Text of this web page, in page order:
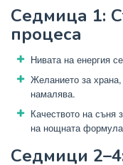
Седмица 1:
процеса
Нивата на енергия
Желанието за
намалява.
Качеството на съня
на нощната
Седмици